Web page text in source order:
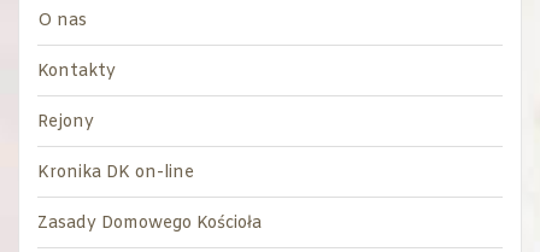
O nas
Kontakty
Rejony
Kronika DK on-line
Zasady Domowego Kościoła